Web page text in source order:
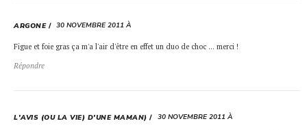
ARGONE 30 NOVEMBRE 2011 À
Figue et foie gras ça m'a l'air d'être en effet un duo de choc … merci !
Répondre
L'AVIS (OU LA VIE) D'UNE MAMAN) 30 NOVEMBRE 2011 À